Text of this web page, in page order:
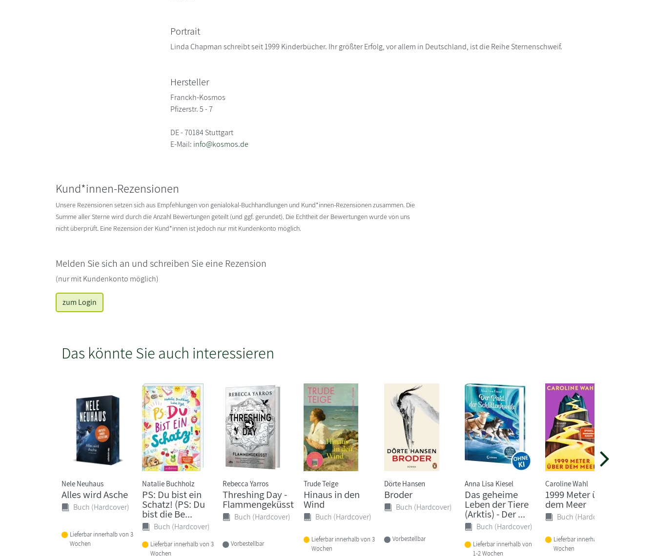
Portrait
Linda Chapman schreibt seit 1999 Kinderbücher. Ihr größter Erfolg, vor allem in Deutschland, ist die Reihe Sternenschweif.
Hersteller
Franckh-Kosmos
Pfizerstr. 5 - 7
DE - 70184 Stuttgart
E-Mail: info@kosmos.de
Kund*innen-Rezensionen
Unsere Rezensionen setzen sich aus Empfehlungen von genialokal-Buchhandlungen und Kund*innen-Rezensionen zusammen. Die
Summe aller Sterne wird durch die Anzahl Bewertungen geteilt (und ggf. gerundet). Die Echtheit der Bewertungen wurde von uns
nicht überprüft. Eine Rezension der Kund*innen ist jedoch nur mit Kundenkonto möglich.
Melden Sie sich an und schreiben Sie eine Rezension
(nur mit Kundenkonto möglich)
zum Login
Das könnte Sie auch interessieren
Nele Neuhaus
Alles wird Asche
Buch (Hardcover)
Lieferbar innerhalb von 3
Wochen
Natalie Buchholz
PS: Du bist ein
Schatz! (PS: Du
bist die Be...
Buch (Hardcover)
Lieferbar innerhalb von 3
Wochen
Rebecca Yarros
Threshing Day -
Flammengeküsst
Buch (Hardcover)
Vorbestellbar
Trude Teige
Hinaus in den
Wind
Buch (Hardcover)
Lieferbar innerhalb von 3
Wochen
Dörte Hansen
Broder
Buch (Hardcover)
Vorbestellbar
Anna Lisa Kiesel
Das geheime
Leben der Tiere
(Arktis) - Der ...
Buch (Hardcover)
Lieferbar innerhalb von
1-2 Wochen
Caroline Wahl
1999 Meter über
dem Meer
Buch (Hardcover)
Lieferbar innerhalb von 3
Wochen